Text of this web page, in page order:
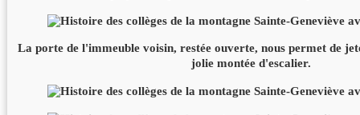
La porte de l'immeuble voisin, restée ouverte, nous permet de
jolie montée d'escalier.